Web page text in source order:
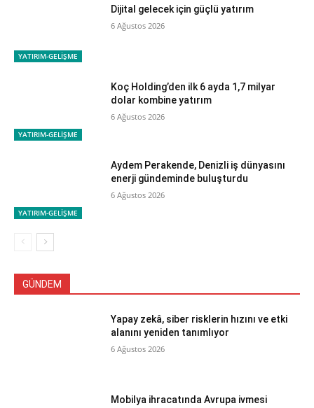
YATIRIM-GELİŞME
Dijital gelecek için güçlü yatırım
6 Ağustos 2026
YATIRIM-GELİŞME
Koç Holding’den ilk 6 ayda 1,7 milyar
dolar kombine yatırım
6 Ağustos 2026
YATIRIM-GELİŞME
Aydem Perakende, Denizli iş dünyasını
enerji gündeminde buluşturdu
6 Ağustos 2026
GÜNDEM
Yapay zekâ, siber risklerin hızını ve etki
alanını yeniden tanımlıyor
6 Ağustos 2026
Mobilya ihracatında Avrupa ivmesi